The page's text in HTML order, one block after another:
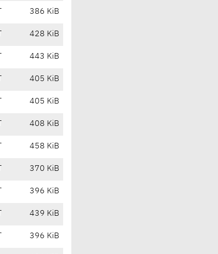
386 KiB
428 KiB
443 KiB
405 KiB
405 KiB
408 KiB
458 KiB
370 KiB
396 KiB
439 KiB
396 KiB